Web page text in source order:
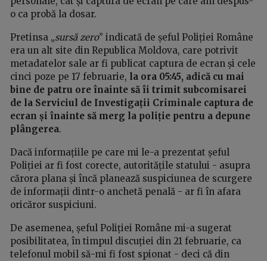
o ca probă la dosar.
Pretinsa „sursă zero” indicată de șeful Poliției Române
era un alt site din Republica Moldova, care potrivit
metadatelor sale ar fi publicat captura de ecran și cele
cinci poze pe 17 februarie, la ora 05:45, adică cu mai
bine de patru ore înainte să îi trimit subcomisarei
de la Serviciul de Investigații Criminale captura de
ecran și înainte să merg la poliție pentru a depune
plângerea.
Dacă informațiile pe care mi le-a prezentat șeful
Poliției ar fi fost corecte, autoritățile statului - asupra
cărora plana și încă planează suspiciunea de scurgere
de informații dintr-o anchetă penală - ar fi în afara
oricăror suspiciuni.
De asemenea, șeful Poliției Române mi-a sugerat
posibilitatea, în timpul discuției din 21 februarie, ca
telefonul mobil să-mi fi fost spionat - deci că din